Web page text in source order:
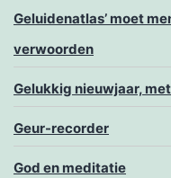
Geluidenatlas’ moet
verwoorden
Gelukkig nieuwjaar,
Geur-recorder
God en meditatie